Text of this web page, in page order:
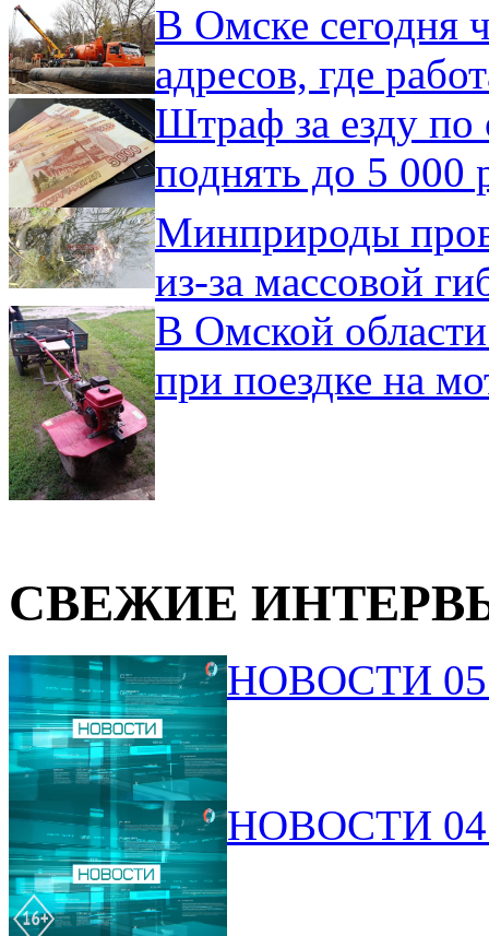
В Омске сегодня
адресов, где
Штраф за езду по
поднять до 5 000
Минприроды
из-за массовой
В Омской
при поездке на
СВЕЖИЕ
НОВОСТИ
НОВОСТИ